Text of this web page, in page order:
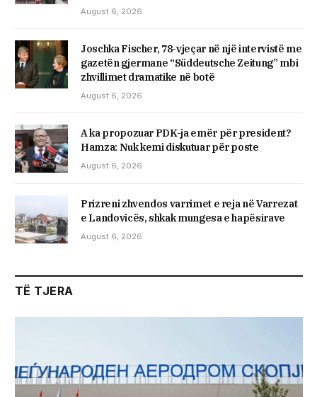
August 6, 2026
Joschka Fischer, 78-vjeçar në një intervistë me
gazetën gjermane “Süddeutsche Zeitung” mbi
zhvillimet dramatike në botë
August 6, 2026
A ka propozuar PDK-ja emër për president?
Hamza: Nuk kemi diskutuar për poste
August 6, 2026
Prizreni zhvendos varrimet e reja në Varrezat
e Landovicës, shkak mungesa e hapësirave
August 6, 2026
TË TJERA